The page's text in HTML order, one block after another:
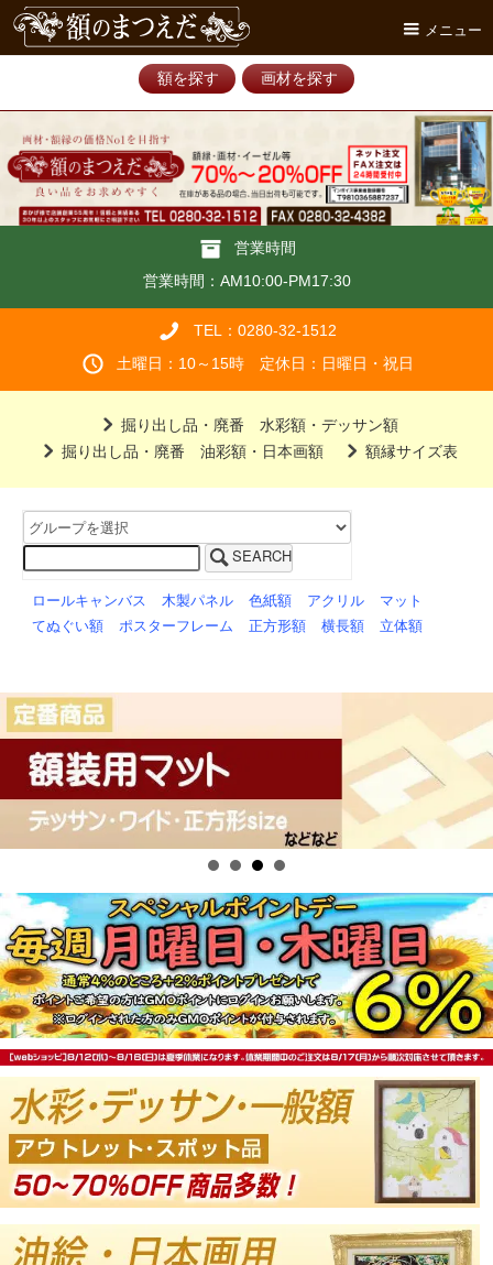
メニュー
額を探す 画材を探す
営業時間
営業時間：AM10:00-PM17:30
TEL：0280-32-1512
土曜日：10～15時 定休日：日曜日・祝日
掘り出し品・廃番 水彩額・デッサン額
掘り出し品・廃番 油彩額・日本画額
額縁サイズ表
SEARCH
ロールキャンバス 木製パネル 色紙額 アクリル
マット
てぬぐい額
ポスターフレーム 正方形額 横長額 立体額